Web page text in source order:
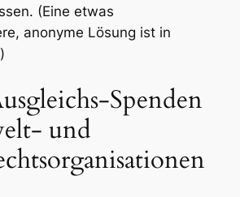
(Eine etwas
anonyme Lösung ist in
Spenden
und